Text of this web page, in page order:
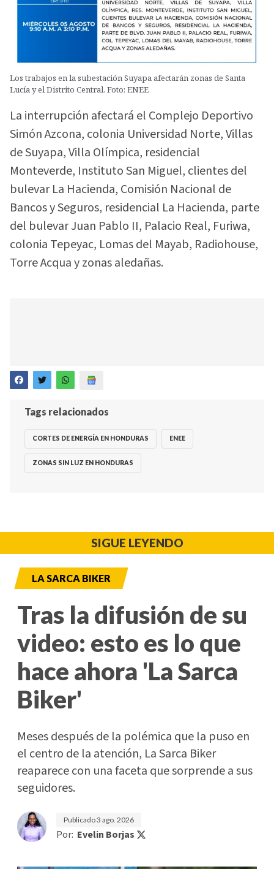
Los trabajos en la subestación Suyapa afectarán zonas de Santa
Lucía y el Distrito Central. Foto: ENEE
La interrupción afectará el Complejo Deportivo
Simón Azcona, colonia Universidad Norte, Villas
de Suyapa, Villa Olímpica, residencial
Monteverde, Instituto San Miguel, clientes del
bulevar La Hacienda, Comisión Nacional de
Bancos y Seguros, residencial La Hacienda, parte
del bulevar Juan Pablo II, Palacio Real, Furiwa,
colonia Tepeyac, Lomas del Mayab, Radiohouse,
Torre Acqua y zonas aledañas.
Tags relacionados
CORTES DE ENERGÍA EN HONDURAS ENEE
ZONAS SIN LUZ EN HONDURAS
SIGUE LEYENDO
LA SARCA BIKER
Tras la difusión de su
video: esto es lo que
hace ahora 'La Sarca
Biker'
Meses después de la polémica que la puso en
el centro de la atención, La Sarca Biker
reaparece con una faceta que sorprende a sus
seguidores.
Publicado3 ago. 2026
Por: Evelin Borjas